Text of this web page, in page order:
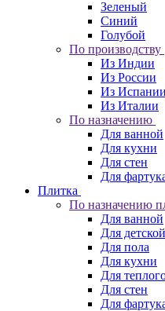
Зеленый
Синий
Голубой
По производству
Из Индии
Из России
Из Испании
Из Италии
По назначению
Для ванной
Для кухни
Для стен
Для
Плитка
По назначению
Для ванной
Для
Для пола
Для кухни
Для
Для стен
Для